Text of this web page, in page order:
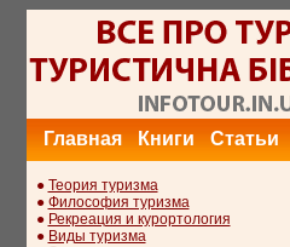
Главная Книги Статьи
● Теория туризма
● Философия туризма
● Рекреация и курортология
● Виды туризма